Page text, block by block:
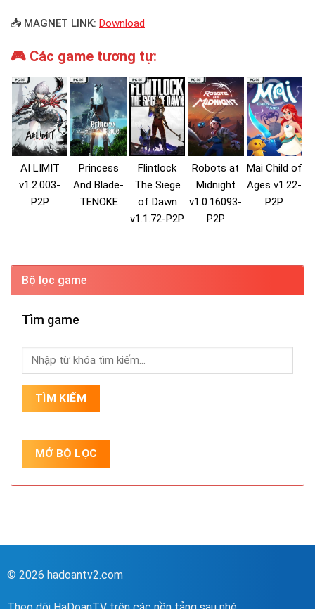
📥 MAGNET LINK: Download
🎮 Các game tương tự:
AI LIMIT
v1.2.003-
P2P
Princess
And Blade-
TENOKE
Flintlock
The Siege
of Dawn
v1.1.72-P2P
Robots at
Midnight
v1.0.16093-
P2P
Mai Child of
Ages v1.22-
P2P
Bộ lọc game
Tìm game
© 2026 hadoantv2.com